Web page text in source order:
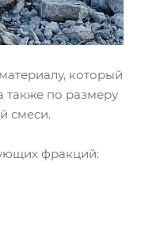
который
также по размеру
смеси.
фракций: